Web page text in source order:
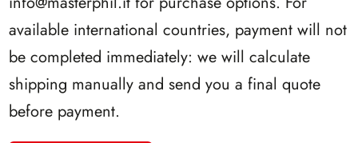
available international countries, payment will not
be completed immediately: we will calculate
shipping manually and send you a final quote
before payment.